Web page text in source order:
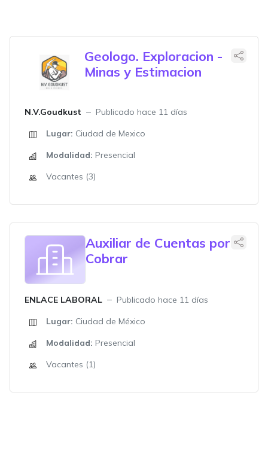
Geologo. Exploracion -
Minas y Estimacion
N.V.Goudkust
Publicado hace 11 días
Lugar: Ciudad de Mexico
Modalidad: Presencial
Vacantes (3)
Auxiliar de Cuentas por
Cobrar
ENLACE LABORAL
Publicado hace 11 días
Lugar: Ciudad de México
Modalidad: Presencial
Vacantes (1)